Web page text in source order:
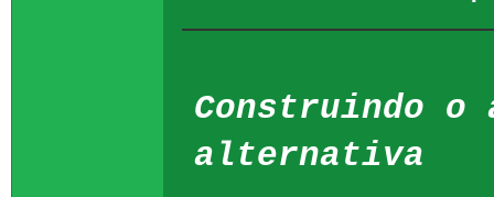
Construindo o
alternativa